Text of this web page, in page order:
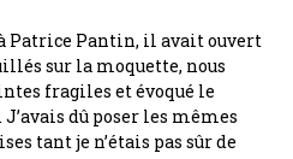
Patrice Pantin, il avait ouvert
sur la moquette, nous
fragiles et évoqué le
dû poser les mêmes
tant je n’étais pas sûr de